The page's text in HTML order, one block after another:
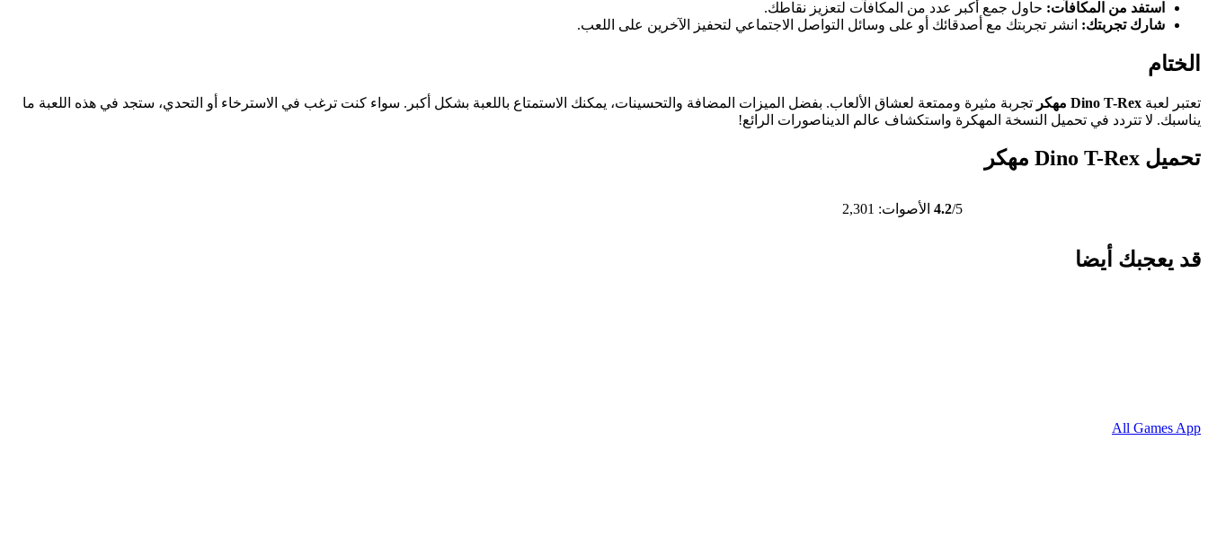
استفد من المكافآت: حاول جمع أكبر عدد من المكافآت لتعزيز نقاطك.
شارك تجربتك: انشر تجربتك مع أصدقائك أو على وسائل التواصل الاجتماعي لتحفيز الآخرين على اللعب.
الختام
تعتبر لعبة Dino T-Rex مهكر
تجربة مثيرة وممتعة لعشاق الألعاب. بفضل الميزات المضافة والتحسينات، يمكنك الاستمتاع باللعبة بشكل أكبر. سواء كنت ترغب في الاسترخاء أو التحدي، ستجد في هذه اللعبة ما
يناسبك. لا تتردد في تحميل النسخة المهكرة واستكشاف عالم الديناصورات الرائع!
تحميل Dino T-Rex مهكر
4.2/5 الأصوات: 2,301
قد يعجبك أيضا
All Games App